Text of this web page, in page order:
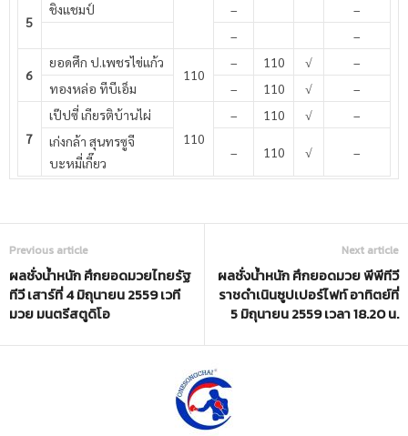
5
ชิงแชมป์ –
–
–
–
6
ยอดศึก ป.เพชรไข่แก้ว
110
– 110 √
–
ทองหล่อ ทีบีเอ็ม
– 110 √ –
7
เป๊ปซี่ เกียรติบ้านไผ่
110
– 110 √
–
เก่งกล้า สุนทรซูจี
บะหมี่เกี๊ยว
– 110 √ –
Previous article
ผลชั่งน้ำหนัก ศึกยอดมวยไทยรัฐ
ทีวี เสาร์ที่ 4 มิถุนายน 2559 เวที
มวย มนตรีสตูดิโอ
Next article
ผลชั่งน้ำหนัก ศึกยอดมวย พีพีทีวี
ราชดำเนินซูปเปอร์ไฟท์ อาทิตย์ที่
5 มิถุนายน 2559 เวลา 18.20 น.